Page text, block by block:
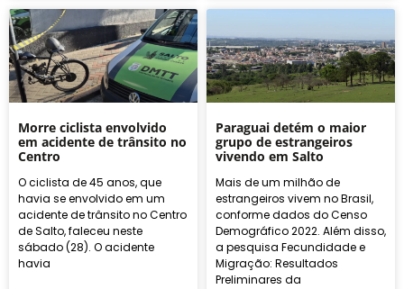
Morre ciclista envolvido
em acidente de trânsito no
Centro
O ciclista de 45 anos, que
havia se envolvido em um
acidente de trânsito no Centro
de Salto, faleceu neste
sábado (28). O acidente
havia
Paraguai detém o maior
grupo de estrangeiros
vivendo em Salto
Mais de um milhão de
estrangeiros vivem no Brasil,
conforme dados do Censo
Demográfico 2022. Além disso,
a pesquisa Fecundidade e
Migração: Resultados
Preliminares da